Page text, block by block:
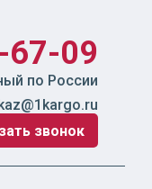
67-09
по России
звонок